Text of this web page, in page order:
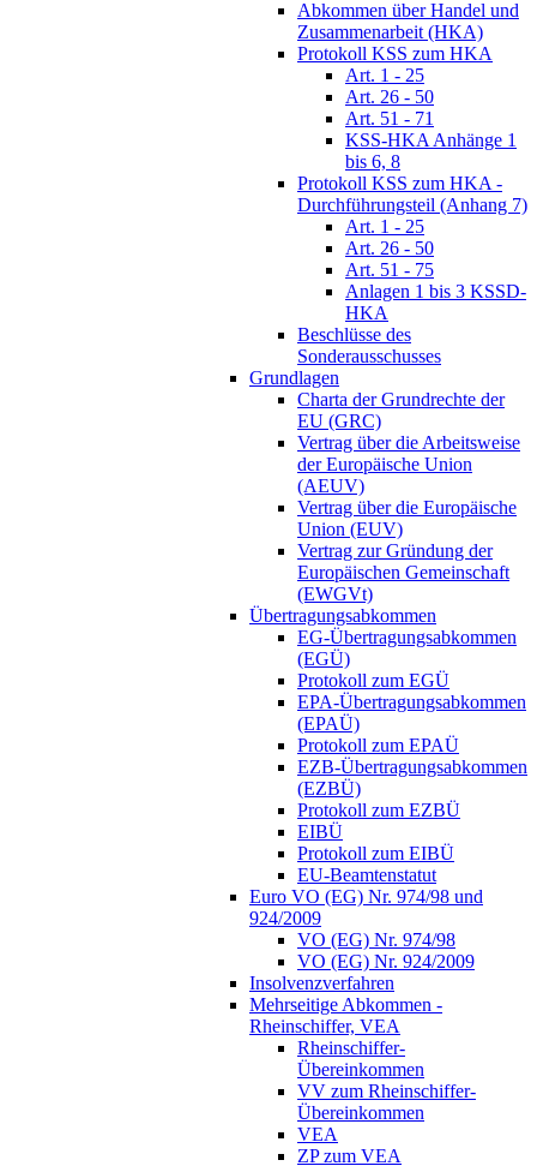
Abkommen über Handel und
Zusammenarbeit (HKA)
Protokoll KSS zum HKA
Art. 1 - 25
Art. 26 - 50
Art. 51 - 71
KSS-HKA Anhänge 1
bis 6, 8
Protokoll KSS zum HKA -
Durchführungsteil (Anhang 7)
Art. 1 - 25
Art. 26 - 50
Art. 51 - 75
Anlagen 1 bis 3 KSSD-
HKA
Beschlüsse des
Sonderausschusses
Grundlagen
Charta der Grundrechte der
EU (GRC)
Vertrag über die Arbeitsweise
der Europäische Union
(AEUV)
Vertrag über die Europäische
Union (EUV)
Vertrag zur Gründung der
Europäischen Gemeinschaft
(EWGVt)
Übertragungsabkommen
EG-Übertragungsabkommen
(EGÜ)
Protokoll zum EGÜ
EPA-Übertragungsabkommen
(EPAÜ)
Protokoll zum EPAÜ
EZB-Übertragungsabkommen
(EZBÜ)
Protokoll zum EZBÜ
EIBÜ
Protokoll zum EIBÜ
EU-Beamtenstatut
Euro VO (EG) Nr. 974/98 und
924/2009
VO (EG) Nr. 974/98
VO (EG) Nr. 924/2009
Insolvenzverfahren
Mehrseitige Abkommen -
Rheinschiffer, VEA
Rheinschiffer-
Übereinkommen
VV zum Rheinschiffer-
Übereinkommen
VEA
ZP zum VEA